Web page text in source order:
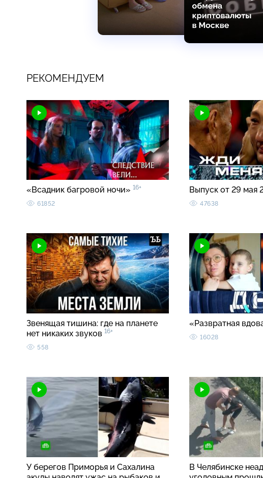
РЕКОМЕНДУЕМ
«Всадник багровой ночи» 16+
61852
Выпуск от 29 мая
47638
Звенящая тишина: где на планете
нет никаких звуков 16+
558
«Развратная
16028
У берегов Приморья и Сахалина
В Челябинске